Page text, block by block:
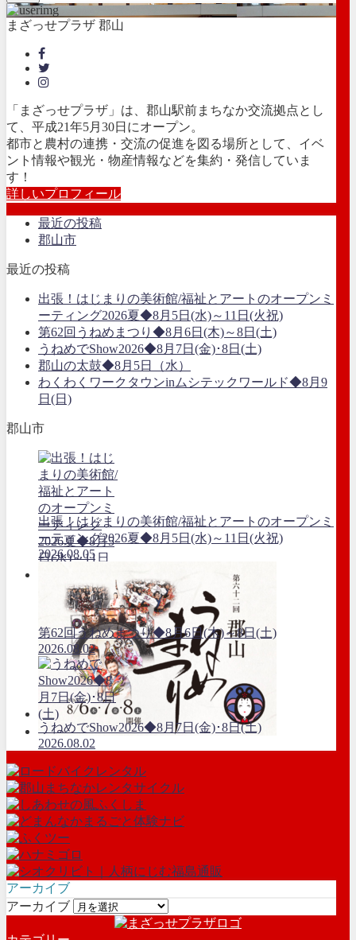
まざっせプラザ 郡山
「まざっせプラザ」は、郡山駅前まちなか交流拠点とし
て、平成21年5月30日にオープン。
都市と農村の連携・交流の促進を図る場所として、イベ
ント情報や観光・物産情報などを集約・発信していま
す！
詳しいプロフィール
最近の投稿
郡山市
最近の投稿
出張！はじまりの美術館/福祉とアートのオープンミ
ーティング2026夏◆8月5日(水)～11日(火祝)
第62回うねめまつり◆8月6日(木)～8日(土)
うねめでShow2026◆8月7日(金)･8日(土)
郡山の太鼓◆8月5日（水）
わくわくワークタウンinムシテックワールド◆8月9
日(日)
郡山市
出張！はじまりの美術館/福祉とアートのオープンミ
ーティング2026夏◆8月5日(水)～11日(火祝)
2026.08.05
第62回うねめまつり◆8月6日(木)～8日(土)
2026.08.02
うねめでShow2026◆8月7日(金)･8日(土)
2026.08.02
アーカイブ
アーカイブ